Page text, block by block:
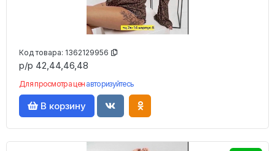
Код товара: 1362129956
р/р 42,44,46,48
Для просмотра цен авторизуйтесь
В корзину